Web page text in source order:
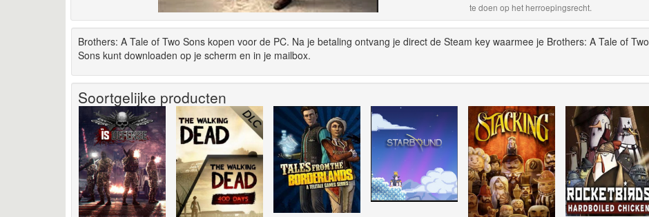
te doen op het herroepingsrecht.
Brothers: A Tale of Two Sons kopen voor de PC. Na je betaling ontvang je direct de Steam key waarmee je Brothers: A Tale of Two
Sons kunt downloaden op je scherm en in je mailbox.
Soortgelijke producten